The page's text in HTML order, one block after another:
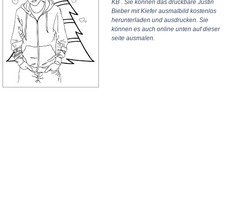
KB . Sie können das druckbare Justin
Bieber mit Kiefer ausmalbild kostenlos
herunterladen und ausdrucken. Sie
können es auch online unten auf dieser
seite ausmalen.